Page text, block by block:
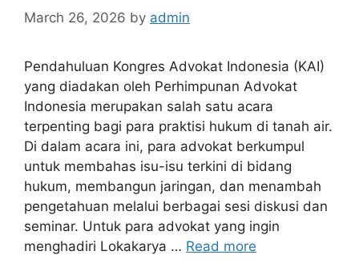
March 26, 2026 by admin
Pendahuluan Kongres Advokat Indonesia (KAI)
yang diadakan oleh Perhimpunan Advokat
Indonesia merupakan salah satu acara
terpenting bagi para praktisi hukum di tanah air.
Di dalam acara ini, para advokat berkumpul
untuk membahas isu-isu terkini di bidang
hukum, membangun jaringan, dan menambah
pengetahuan melalui berbagai sesi diskusi dan
seminar. Untuk para advokat yang ingin
menghadiri Lokakarya … Read more